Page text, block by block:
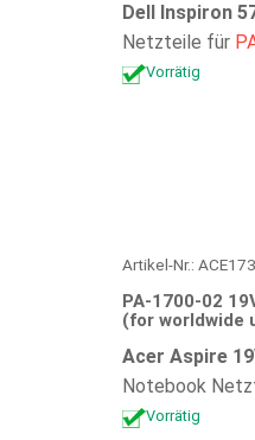
Dell Inspiron
Netzteile für
Vorrätig
Artikel-Nr.:
PA-1700-02
(for worldwide
Acer Aspire
Notebook
Vorrätig